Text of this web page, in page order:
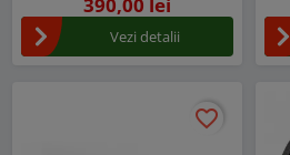
Vezi detalii
favorite_border
favorite_border